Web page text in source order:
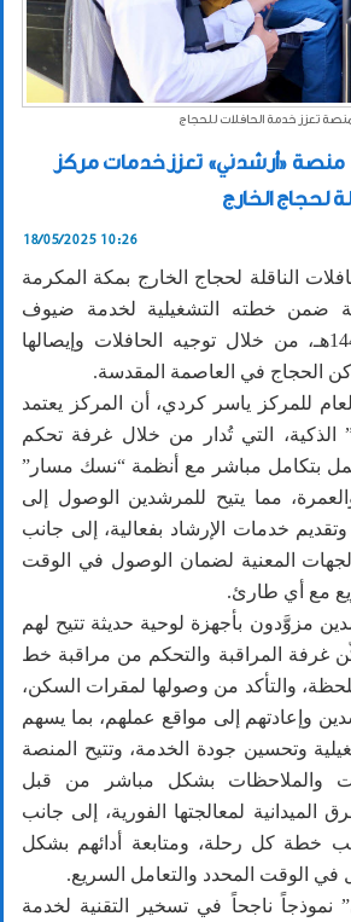
تعزز خدمة الحافلات للحجاج
منصة «أرشدني» تعزز خدمات مركز
لحجاج الخارج
18/05/2025 10:26
الناقلة لحجاج الخارج بمكة المكرمة
ضمن خطته التشغيلية لخدمة ضيوف
الرحمن هذا العام 1446هـ، من خلال توجيه الحافلات وإيصالها
الحجاج في العاصمة المقدسة.
للمركز ياسر كردي، أن المركز يعتمد
التي تُدار من خلال غرفة تحكم
بتكامل مباشر مع أنظمة “نسك مسار”
والعمرة، مما يتيح للمرشدين الوصول إلى
وتقديم خدمات الإرشاد بفعالية، إلى جانب
المعنية لضمان الوصول في الوقت
مع أي طارئ.
مزوَّدون بأجهزة لوحية حديثة تتيح لهم
غرفة المراقبة والتحكم من مراقبة خط
والتأكد من وصولها لمقرات السكن،
وإعادتهم إلى مواقع عملهم، بما يسهم
وتحسين جودة الخدمة، وتتيح المنصة
والملاحظات بشكل مباشر من قبل
الميدانية لمعالجتها الفورية، إلى جانب
خطة كل رحلة، ومتابعة أدائهم بشكل
الوقت المحدد والتعامل السريع.
نموذجاً ناجحاً في تسخير التقنية لخدمة